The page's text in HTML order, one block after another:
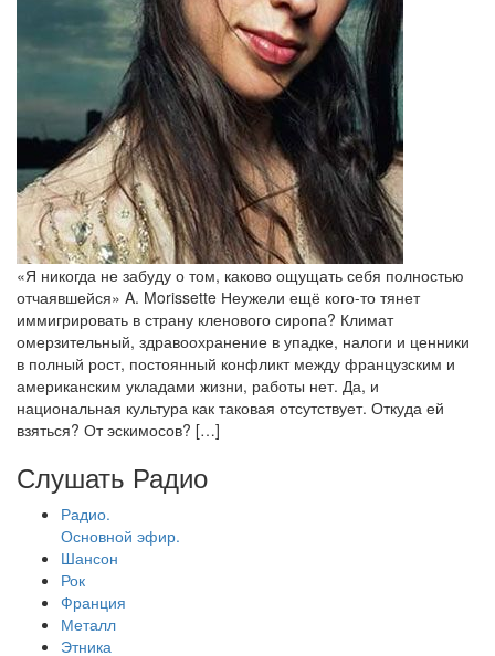
«Я никогда не забуду о том, каково ощущать себя полностью
отчаявшейся» A. Morissette Неужели ещё кого-то тянет
иммигрировать в страну кленового сиропа? Климат
омерзительный, здравоохранение в упадке, налоги и ценники
в полный рост, постоянный конфликт между французским и
американским укладами жизни, работы нет. Да, и
национальная культура как таковая отсутствует. Откуда ей
взяться? От эскимосов? […]
Слушать Радио
Радио.
Основной эфир.
Шансон
Рок
Франция
Металл
Этника